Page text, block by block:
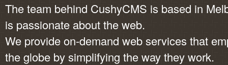
The team behind CushyCMS is based in
is passionate about the web.
We provide on-demand web services that
the globe by simplifying the way they work.